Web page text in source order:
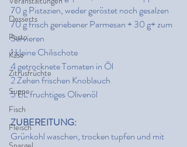
Desserts
Pesto
Käse
Zitrusfrüchte
Suppe
Fisch
Fleisch
70 g Pistazien, weder geröstet noch gesalzen
70 g frisch geriebener Parmesan + 30 g+ zum
Servieren
1 kleine Chilischote
4 getrocknete Tomaten in Öl
2 Zehen frischen Knoblauch
5 EL fruchtiges Olivenöl
ZUBEREITUNG:
Grünkohl waschen, trocken tupfen und mit